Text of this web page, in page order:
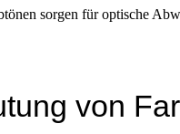
sorgen für optische
von